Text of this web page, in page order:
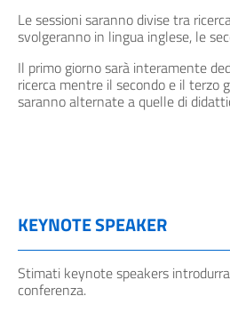
Le sessioni saranno divise tra
svolgeranno in lingua inglese, le
Il primo giorno sarà interamente
ricerca mentre il secondo e il terzo
saranno alternate a quelle di
KEYNOTE SPEAKER
Stimati keynote speakers
conferenza.